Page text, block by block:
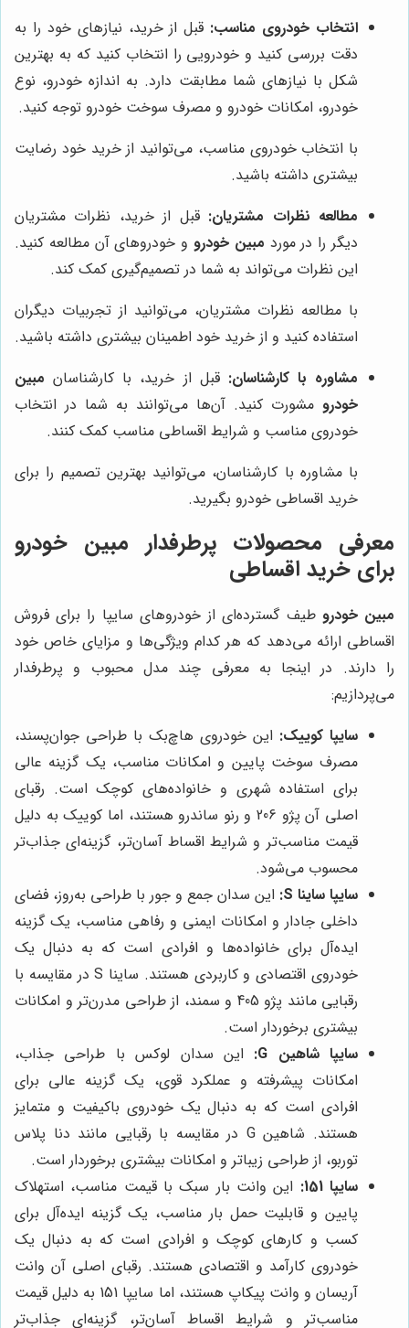
انتخاب خودروی مناسب: قبل از خرید، نیازهای خود را به
دقت بررسی کنید و خودرویی را انتخاب کنید که به بهترین
شکل با نیازهای شما مطابقت دارد. به اندازه خودرو، نوع
خودرو، امکانات خودرو و مصرف سوخت خودرو توجه کنید.
با انتخاب خودروی مناسب، می‌توانید از خرید خود رضایت
بیشتری داشته باشید.
مطالعه نظرات مشتریان: قبل از خرید، نظرات مشتریان
دیگر را در مورد مبین خودرو و خودروهای آن مطالعه کنید.
این نظرات می‌تواند به شما در تصمیم‌گیری کمک کند.
با مطالعه نظرات مشتریان، می‌توانید از تجربیات دیگران
استفاده کنید و از خرید خود اطمینان بیشتری داشته باشید.
مشاوره با کارشناسان: قبل از خرید، با کارشناسان مبین
خودرو مشورت کنید. آن‌ها می‌توانند به شما در انتخاب
خودروی مناسب و شرایط اقساطی مناسب کمک کنند.
با مشاوره با کارشناسان، می‌توانید بهترین تصمیم را برای
خرید اقساطی خودرو بگیرید.
معرفی محصولات پرطرفدار مبین خودرو
برای خرید اقساطی
مبین خودرو طیف گسترده‌ای از خودروهای سایپا را برای فروش
اقساطی ارائه می‌دهد که هر کدام ویژگی‌ها و مزایای خاص خود
را دارند. در اینجا به معرفی چند مدل محبوب و پرطرفدار
می‌پردازیم:
سایپا کوییک: این خودروی هاچ‌بک با طراحی جوان‌پسند،
مصرف سوخت پایین و امکانات مناسب، یک گزینه عالی
برای استفاده شهری و خانواده‌های کوچک است. رقبای
اصلی آن پژو 206 و رنو ساندرو هستند، اما کوییک به دلیل
قیمت مناسب‌تر و شرایط اقساط آسان‌تر، گزینه‌ای جذاب‌تر
محسوب می‌شود.
سایپا ساینا S:
این سدان جمع و جور با طراحی به‌روز، فضای
داخلی جادار و امکانات ایمنی و رفاهی مناسب، یک گزینه
ایده‌آل برای خانواده‌ها و افرادی است که به دنبال یک
خودروی اقتصادی و کاربردی هستند. ساینا S در مقایسه با
رقبایی مانند پژو 405 و سمند، از طراحی مدرن‌تر و امکانات
بیشتری برخوردار است.
سایپا شاهین G:
این سدان لوکس با طراحی جذاب،
امکانات پیشرفته و عملکرد قوی، یک گزینه عالی برای
افرادی است که به دنبال یک خودروی باکیفیت و متمایز
هستند. شاهین G در مقایسه با رقبایی مانند دنا پلاس
توربو، از طراحی زیباتر و امکانات بیشتری برخوردار است.
سایپا 151:
این وانت بار سبک با قیمت مناسب، استهلاک
پایین و قابلیت حمل بار مناسب، یک گزینه ایده‌آل برای
کسب و کارهای کوچک و افرادی است که به دنبال یک
خودروی کارآمد و اقتصادی هستند. رقبای اصلی آن وانت
آریسان و وانت پیکاپ هستند، اما سایپا 151 به دلیل قیمت
مناسب‌تر و شرایط اقساط آسان‌تر، گزینه‌ای جذاب‌تر